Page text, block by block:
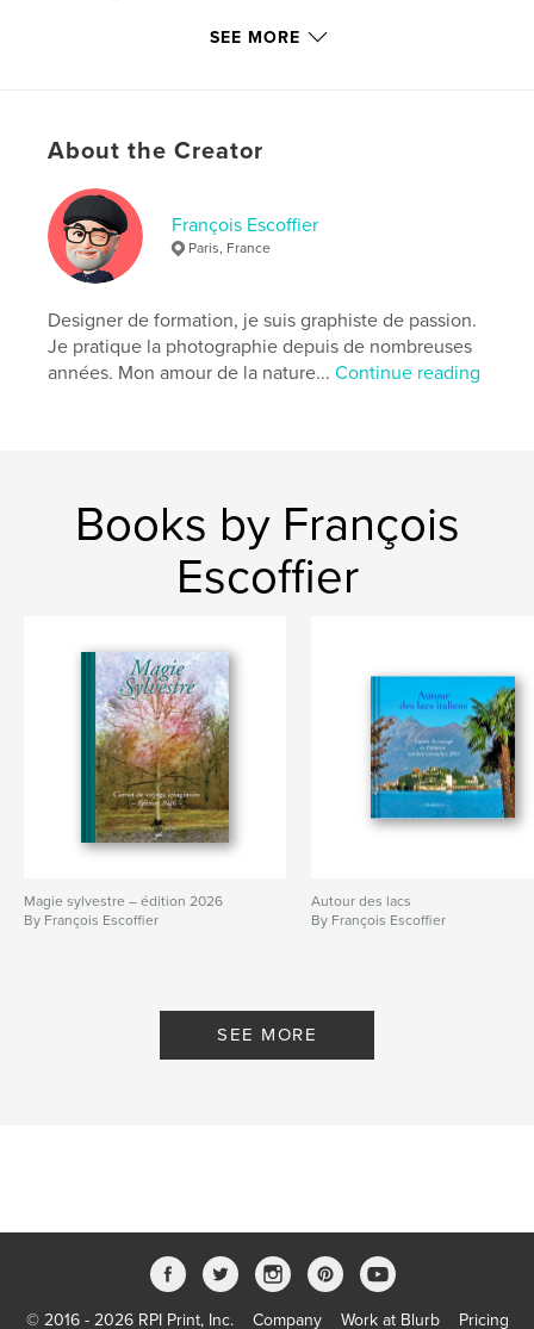
SEE MORE
About the Creator
François Escoffier
Paris, France
Designer de formation, je suis graphiste de passion.
Je pratique la photographie depuis de nombreuses
années. Mon amour de la nature...Continue reading
Books by François
Escoffier
Magie sylvestre – édition 2026
By François Escoffier
Autour des lacs
By François Escoffier
SEE MORE
© 2016 - 2026 RPI Print, Inc. Company Work at Blurb Pricing